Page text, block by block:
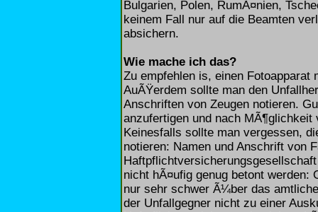
Bulgarien, Polen, RumÃ¤nien,
keinem Fall nur auf die Beamten
absichern.
Wie mache ich das?
Zu empfehlen is, einen
AuÃŸerdem sollte man den
Anschriften von Zeugen notieren.
anzufertigen und nach
Keinesfalls sollte man vergessen,
notieren: Namen und Anschrift von
nicht hÃ¤ufig genug betont
nur sehr schwer Ã¼ber das
der Unfallgegner nicht zu einer